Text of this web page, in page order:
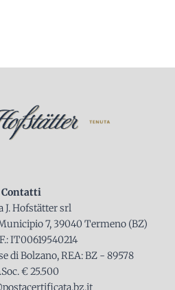
Contatti
J. Hofstätter srl
7, 39040 Termeno (BZ)
IT00619540214
di Bolzano, REA: BZ - 89578
€ 25.500